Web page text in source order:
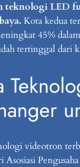
teknologi LED
Kota kedua
45%
tertinggal
videotron
Asosiasi